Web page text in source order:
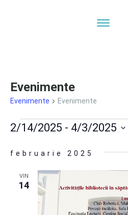
Evenimente
Evenimente Evenimente
Evenimente
2/14/2025 - 4/3/2025
data.
februarie 2025
VIN
14